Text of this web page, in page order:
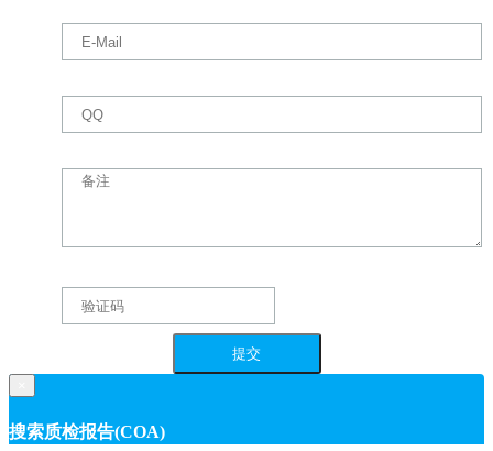
搜索质检报告(COA)